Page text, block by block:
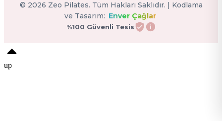
© 2026 Zeo Pilates. Tüm Hakları Saklıdır. | Kodlama
ve Tasarım: Enver Çağlar
%100 Güvenli Tesis
up